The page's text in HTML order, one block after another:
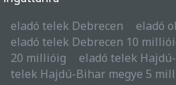
eladó telek Debrecen
eladó
eladó telek Debrecen 10
20 millióig
eladó telek
telek Hajdú-Bihar megye 5